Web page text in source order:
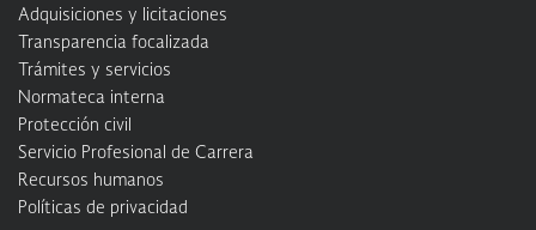
Adquisiciones y licitaciones
Transparencia focalizada
Trámites y servicios
Normateca interna
Protección civil
Servicio Profesional de Carrera
Recursos humanos
Políticas de privacidad